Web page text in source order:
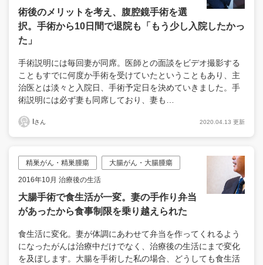
術後のメリットを考え、腹腔鏡手術を選
択。手術から10日間で退院も「もう少し入院したかっ
た」
手術説明には毎回妻が同席。医師との面談をビデオ撮影する
こともすでに何度か手術を受けていたということもあり、主
治医とは淡々と入院日、手術予定日を決めていきました。手
術説明には必ず妻も同席しており、妻も…
さん 2020.04.13 更新
精巣がん・精巣腫瘍 大腸がん・大腸腫瘍
2016年10月 治療後の生活
大腸手術で食生活が一変。妻の手作り弁当
があったから食事制限を乗り越えられた
食生活に変化。妻が体調にあわせて弁当を作ってくれるよう
になったがんは治療中だけでなく、治療後の生活にまで変化
を及ぼします。大腸を手術した私の場合、どうしても食生活